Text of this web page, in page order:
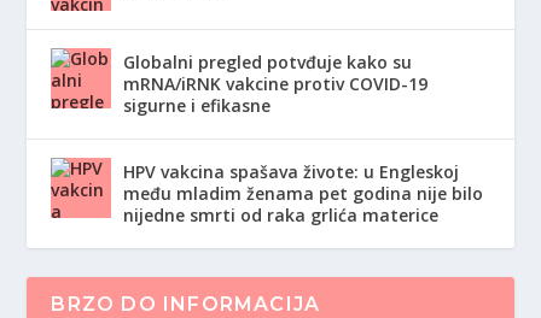
Globalni pregled potvđuje kako su
mRNA/iRNK vakcine protiv COVID-19
sigurne i efikasne
HPV vakcina spašava živote: u Engleskoj
među mladim ženama pet godina nije bilo
nijedne smrti od raka grlića materice
BRZO DO INFORMACIJA